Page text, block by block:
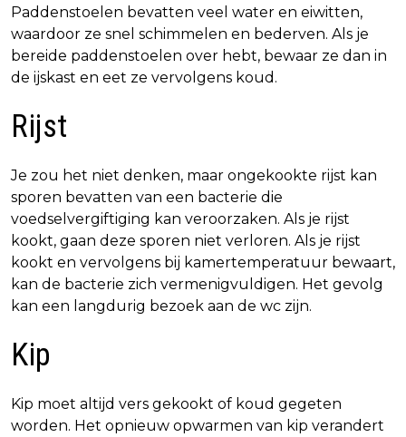
Paddenstoelen bevatten veel water en eiwitten,
waardoor ze snel schimmelen en bederven. Als je
bereide paddenstoelen over hebt, bewaar ze dan in
de ijskast en eet ze vervolgens koud.
Rijst
Je zou het niet denken, maar ongekookte rijst kan
sporen bevatten van een bacterie die
voedselvergiftiging kan veroorzaken. Als je rijst
kookt, gaan deze sporen niet verloren. Als je rijst
kookt en vervolgens bij kamertemperatuur bewaart,
kan de bacterie zich vermenigvuldigen. Het gevolg
kan een langdurig bezoek aan de wc zijn.
Kip
Kip moet altijd vers gekookt of koud gegeten
worden. Het opnieuw opwarmen van kip verandert